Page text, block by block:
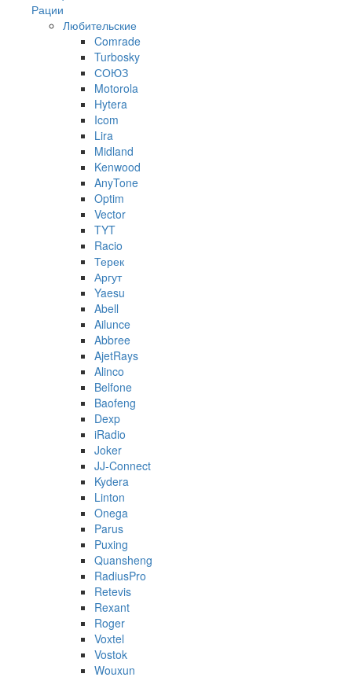
Рации
Любительские
Comrade
Turbosky
СОЮЗ
Motorola
Hytera
Icom
Lira
Midland
Kenwood
AnyTone
Optim
Vector
TYT
Racio
Терек
Аргут
Yaesu
Abell
Ailunce
Abbree
AjetRays
Alinco
Belfone
Baofeng
Dexp
iRadio
Joker
JJ-Connect
Kydera
Linton
Onega
Parus
Puxing
Quansheng
RadiusPro
Retevis
Rexant
Roger
Voxtel
Vostok
Wouxun